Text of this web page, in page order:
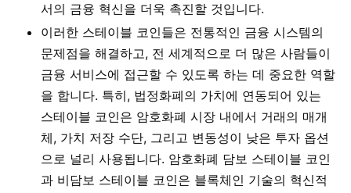
서의 금융 혁신을 더욱 촉진할 것입니다.
이러한 스테이블 코인들은 전통적인 금융 시스템의
문제점을 해결하고, 전 세계적으로 더 많은 사람들이
금융 서비스에 접근할 수 있도록 하는 데 중요한 역할
을 합니다. 특히, 법정화폐의 가치에 연동되어 있는
스테이블 코인은 암호화폐 시장 내에서 거래의 매개
체, 가치 저장 수단, 그리고 변동성이 낮은 투자 옵션
으로 널리 사용됩니다. 암호화폐 담보 스테이블 코인
과 비담보 스테이블 코인은 블록체인 기술의 혁신적